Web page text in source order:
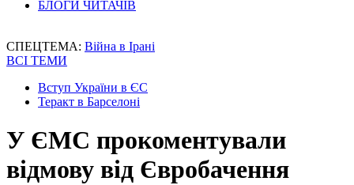
БЛОГИ ЧИТАЧІВ
СПЕЦТЕМА: Війна в Ірані
ВСІ ТЕМИ
Вступ України в ЄС
Теракт в Барселоні
У ЄМС прокоментували
відмову від Євробачення